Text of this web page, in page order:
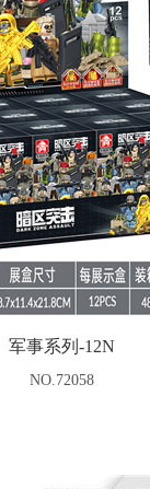
军事系列-12N
NO.72058